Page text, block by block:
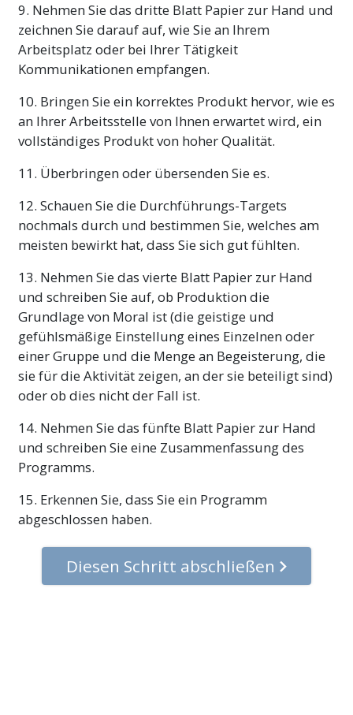
9. Nehmen Sie das dritte Blatt Papier zur Hand und
zeichnen Sie darauf auf, wie Sie an Ihrem
Arbeitsplatz oder bei Ihrer Tätigkeit
Kommunikationen empfangen.
10. Bringen Sie ein korrektes Produkt hervor, wie es
an Ihrer Arbeitsstelle von Ihnen erwartet wird, ein
vollständiges Produkt von hoher Qualität.
11. Überbringen oder übersenden Sie es.
12. Schauen Sie die Durchführungs-Targets
nochmals durch und bestimmen Sie, welches am
meisten bewirkt hat, dass Sie sich gut fühlten.
13. Nehmen Sie das vierte Blatt Papier zur Hand
und schreiben Sie auf, ob Produktion die
Grundlage von Moral ist (die geistige und
gefühlsmäßige Einstellung eines Einzelnen oder
einer Gruppe und die Menge an Begeisterung, die
sie für die Aktivität zeigen, an der sie beteiligt sind)
oder ob dies nicht der Fall ist.
14. Nehmen Sie das fünfte Blatt Papier zur Hand
und schreiben Sie eine Zusammenfassung des
Programms.
15. Erkennen Sie, dass Sie ein Programm
abgeschlossen haben.
Diesen Schritt abschließen